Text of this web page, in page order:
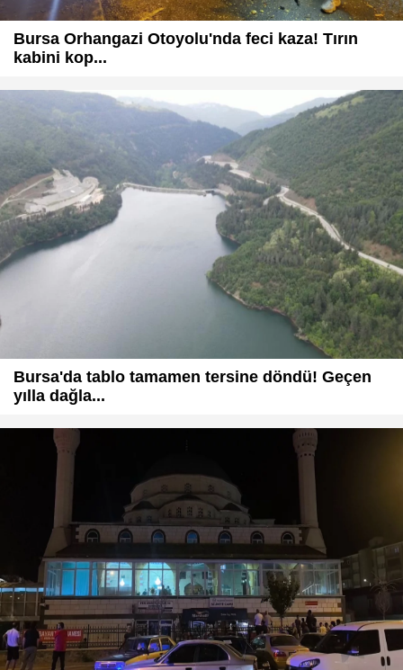
Bursa Orhangazi Otoyolu'nda feci kaza! Tırın
kabini kop...
Bursa'da tablo tamamen tersine döndü! Geçen
yılla dağla...